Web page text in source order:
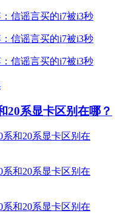
20系显卡区别在哪？